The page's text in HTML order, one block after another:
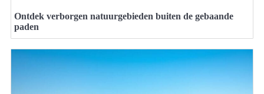
Ontdek verborgen natuurgebieden buiten de gebaande
paden